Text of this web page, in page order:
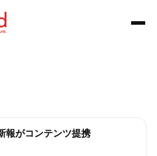
報がコンテンツ提携